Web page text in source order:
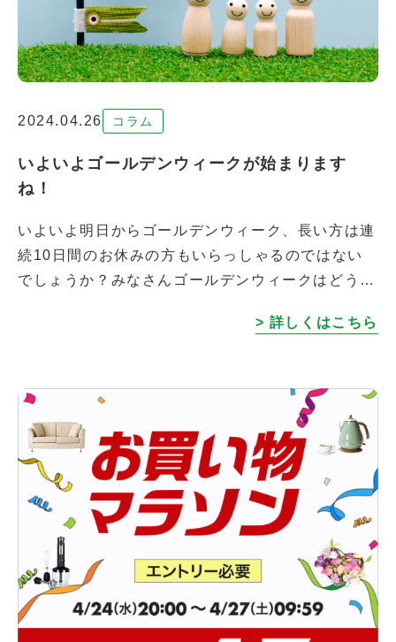
2024.04.26 コラム
いよいよゴールデンウィークが始まります
ね！
いよいよ明日からゴールデンウィーク、長い方は連
続10日間のお休みの方もいらっしゃるのではない
でしょうか？みなさんゴールデンウィークはどう過
方、お友達と一緒に遊ぶ予定の方、いろい […]
> 詳しくはこちら